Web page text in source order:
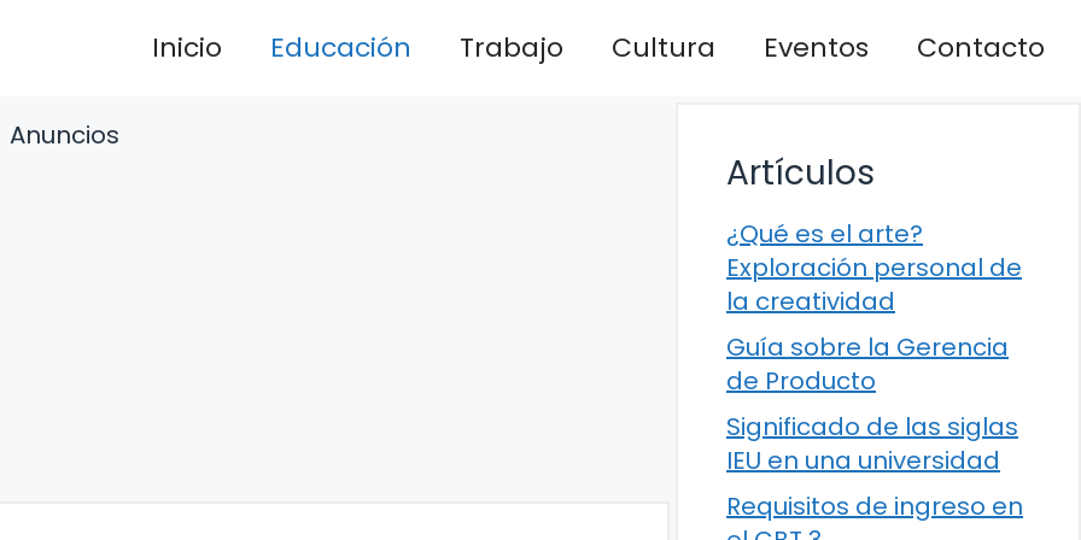
Inicio Educación Trabajo Cultura Eventos Contacto
Anuncios
Artículos
¿Qué es el arte?
Exploración personal de
la creatividad
Guía sobre la Gerencia
de Producto
Significado de las siglas
IEU en una universidad
Requisitos de ingreso en